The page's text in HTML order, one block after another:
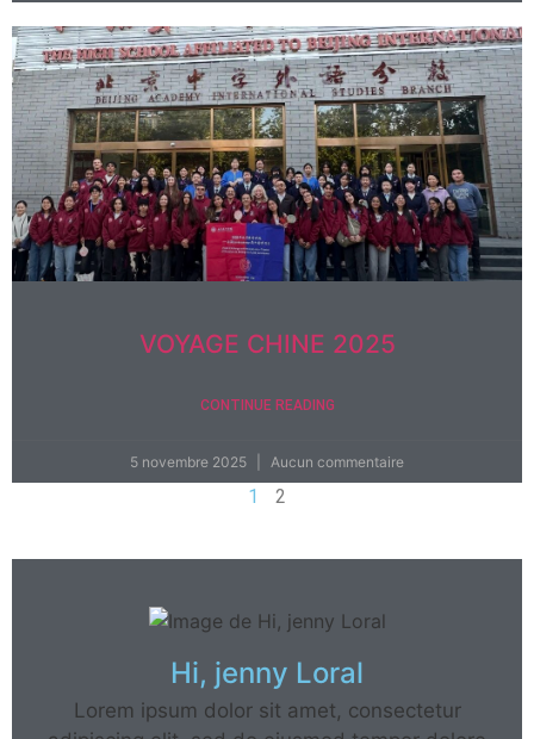
VOYAGE CHINE 2025
CONTINUE READING
5 novembre 2025 Aucun commentaire
1 2
Hi, jenny Loral
Lorem ipsum dolor sit amet, consectetur